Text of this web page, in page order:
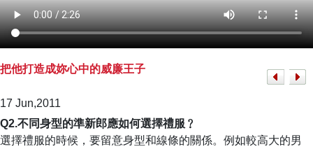
把他打造成妳心中的威廉王子
17 Jun,2011
Q2.不同身型的準新郎應如何選擇禮服﹖
選擇禮服的時候，要留意身型和線條的關係。例如較高大的男